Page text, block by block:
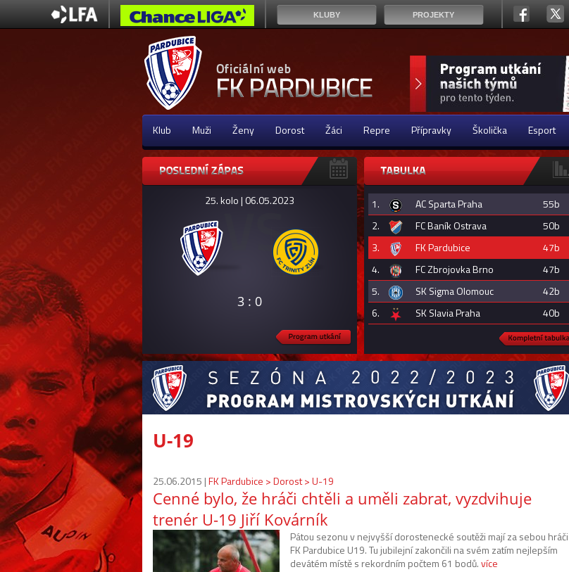
Klub Muži Ženy Dorost Žáci Repre Přípravky Školička Esport
25. kolo | 06.05.2023
3 : 0
1. AC Sparta Praha
55b
2.
FC Baník Ostrava
50b
3.
FK Pardubice
47b
4.
FC Zbrojovka Brno
47b
5.
SK Sigma Olomouc
42b
6.
SK Slavia Praha 40b
U-19
25.06.2015 |FK Pardubice > Dorost > U-19
Cenné bylo, že hráči chtěli a uměli zabrat, vyzdvihuje
trenér U-19 Jiří Kovárník
Pátou sezonu v nejvyšší dorostenecké soutěži mají za sebou hráči
FK Pardubice U19. Tu jubilejní zakončili na svém zatím nejlepším
devátém místě s rekordním počtem 61 bodů.více
KLUBY PROJEKTY